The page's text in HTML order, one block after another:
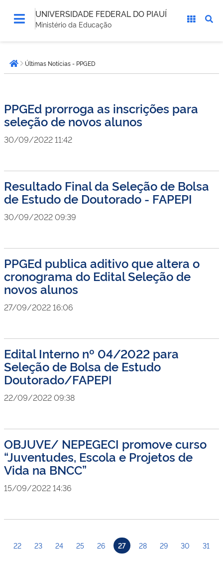
UNIVERSIDADE FEDERAL DO PIAUÍ
Ministério da Educação
está
aqui:Página inicial
Últimas Notícias - PPGED
PPGEd prorroga as inscrições para
seleção de novos alunos
30/09/2022 11:42
Resultado Final da Seleção de Bolsa
de Estudo de Doutorado - FAPEPI
30/09/2022 09:39
PPGEd publica aditivo que altera o
cronograma do Edital Seleção de
novos alunos
27/09/2022 16:06
Edital Interno nº 04/2022 para
Seleção de Bolsa de Estudo
Doutorado/FAPEPI
22/09/2022 09:38
OBJUVE/ NEPEGECI promove curso
“Juventudes, Escola e Projetos de
Vida na BNCC”
15/09/2022 14:36
22 23 24 25 26 27 28 29 30 31